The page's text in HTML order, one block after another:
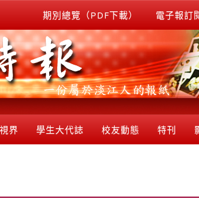
期別總覽（PDF下載） 電子報訂
界 學生大代誌 校友動態 特刊